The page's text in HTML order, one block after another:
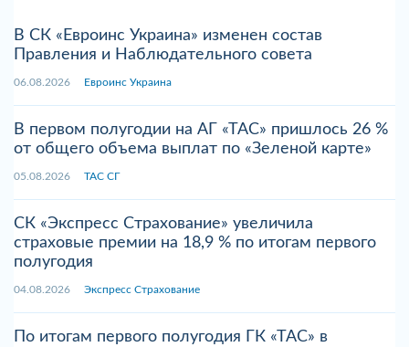
В СК «Евроинс Украина» изменен состав
Правления и Наблюдательного совета
06.08.2026 Евроинс Украина
В первом полугодии на АГ «ТАС» пришлось 26 %
от общего объема выплат по «Зеленой карте»
05.08.2026 ТАС СГ
СК «Экспресс Страхование» увеличила
страховые премии на 18,9 % по итогам первого
полугодия
04.08.2026 Экспресс Страхование
По итогам первого полугодия ГК «ТАС» в